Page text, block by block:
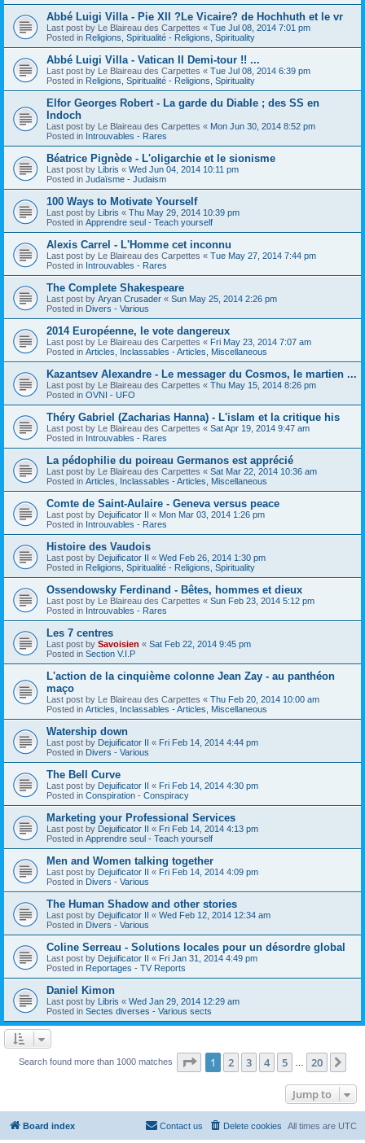
Abbé Luigi Villa - Pie XII ?Le Vicaire? de Hochhuth et le vr
Last post by Le Blaireau des Carpettes « Tue Jul 08, 2014 7:01 pm
Posted in Religions, Spiritualité - Religions, Spirituality
Abbé Luigi Villa - Vatican II Demi-tour !! ...
Last post by Le Blaireau des Carpettes « Tue Jul 08, 2014 6:39 pm
Posted in Religions, Spiritualité - Religions, Spirituality
Elfor Georges Robert - La garde du Diable ; des SS en
Indoch
Last post by Le Blaireau des Carpettes « Mon Jun 30, 2014 8:52 pm
Posted in Introuvables - Rares
Béatrice Pignède - L'oligarchie et le sionisme
Last post by Libris « Wed Jun 04, 2014 10:11 pm
Posted in Judaïsme - Judaism
100 Ways to Motivate Yourself
Last post by Libris « Thu May 29, 2014 10:39 pm
Posted in Apprendre seul - Teach yourself
Alexis Carrel - L'Homme cet inconnu
Last post by Le Blaireau des Carpettes « Tue May 27, 2014 7:44 pm
Posted in Introuvables - Rares
The Complete Shakespeare
Last post by Aryan Crusader « Sun May 25, 2014 2:26 pm
Posted in Divers - Various
2014 Européenne, le vote dangereux
Last post by Le Blaireau des Carpettes « Fri May 23, 2014 7:07 am
Posted in Articles, Inclassables - Articles, Miscellaneous
Kazantsev Alexandre - Le messager du Cosmos, le martien ...
Last post by Le Blaireau des Carpettes « Thu May 15, 2014 8:26 pm
Posted in OVNI - UFO
Théry Gabriel (Zacharias Hanna) - L'islam et la critique his
Last post by Le Blaireau des Carpettes « Sat Apr 19, 2014 9:47 am
Posted in Introuvables - Rares
La pédophilie du poireau Germanos est apprécié
Last post by Le Blaireau des Carpettes « Sat Mar 22, 2014 10:36 am
Posted in Articles, Inclassables - Articles, Miscellaneous
Comte de Saint-Aulaire - Geneva versus peace
Last post by Dejuificator II « Mon Mar 03, 2014 1:26 pm
Posted in Introuvables - Rares
Histoire des Vaudois
Last post by Dejuificator II « Wed Feb 26, 2014 1:30 pm
Posted in Religions, Spiritualité - Religions, Spirituality
Ossendowsky Ferdinand - Bêtes, hommes et dieux
Last post by Le Blaireau des Carpettes « Sun Feb 23, 2014 5:12 pm
Posted in Introuvables - Rares
Les 7 centres
Last post by Savoisien « Sat Feb 22, 2014 9:45 pm
Posted in Section V.I.P
L'action de la cinquième colonne Jean Zay - au panthéon
maço
Last post by Le Blaireau des Carpettes « Thu Feb 20, 2014 10:00 am
Posted in Articles, Inclassables - Articles, Miscellaneous
Watership down
Last post by Dejuificator II « Fri Feb 14, 2014 4:44 pm
Posted in Divers - Various
The Bell Curve
Last post by Dejuificator II « Fri Feb 14, 2014 4:30 pm
Posted in Conspiration - Conspiracy
Marketing your Professional Services
Last post by Dejuificator II « Fri Feb 14, 2014 4:13 pm
Posted in Apprendre seul - Teach yourself
Men and Women talking together
Last post by Dejuificator II « Fri Feb 14, 2014 4:09 pm
Posted in Divers - Various
The Human Shadow and other stories
Last post by Dejuificator II « Wed Feb 12, 2014 12:34 am
Posted in Divers - Various
Coline Serreau - Solutions locales pour un désordre global
Last post by Dejuificator II « Fri Jan 31, 2014 4:49 pm
Posted in Reportages - TV Reports
Daniel Kimon
Last post by Libris « Wed Jan 29, 2014 12:29 am
Posted in Sectes diverses - Various sects
Search found more than 1000 matches Page 1of 20
1 2 3 4 5 20
Jump to
Board index All times are UTC
Delete cookies
Contact us